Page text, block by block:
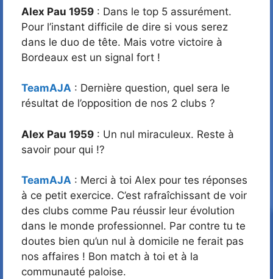
Alex Pau 1959 : Dans le top 5 assurément.
Pour l’instant difficile de dire si vous serez
dans le duo de tête. Mais votre victoire à
Bordeaux est un signal fort !
TeamAJA : Dernière question, quel sera le
résultat de l’opposition de nos 2 clubs ?
Alex Pau 1959 : Un nul miraculeux. Reste à
savoir pour qui !?
TeamAJA : Merci à toi Alex pour tes réponses
à ce petit exercice. C’est rafraîchissant de voir
des clubs comme Pau réussir leur évolution
dans le monde professionnel. Par contre tu te
doutes bien qu’un nul à domicile ne ferait pas
nos affaires ! Bon match à toi et à la
communauté paloise.